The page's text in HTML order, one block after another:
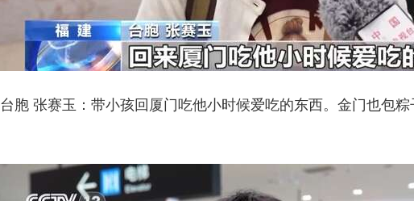
台胞 张赛玉：带小孩回厦门吃他小时候爱吃的东西。金门也包